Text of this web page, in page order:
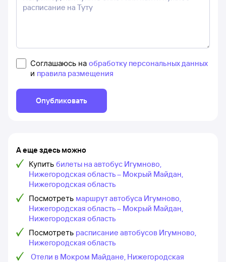
Соглашаюсь на обработку персональных данных
и правила размещения
Опубликовать
А еще здесь можно
Купить билеты на автобус Игумново,
Нижегородская область – Мокрый Майдан,
Нижегородская область
Посмотреть маршрут автобуса Игумново,
Нижегородская область – Мокрый Майдан,
Нижегородская область
Посмотреть расписание автобусов Игумново,
Нижегородская область
Отели в Мокром Майдане, Нижегородская